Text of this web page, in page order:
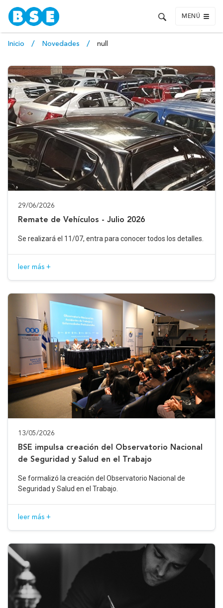
MENÚ
Inicio Novedades null
29/06/2026
Remate de Vehículos - Julio 2026
Se realizará el 11/07, entra para conocer todos los detalles.
leer más +
13/05/2026
BSE impulsa creación del Observatorio Nacional
de Seguridad y Salud en el Trabajo
Se formalizó la creación del Observatorio Nacional de
Seguridad y Salud en el Trabajo.
leer más +